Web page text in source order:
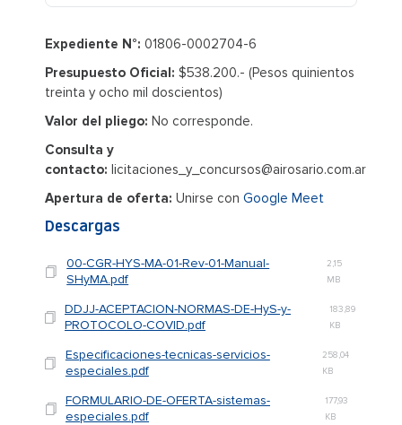
Expediente N°: 01806-0002704-6
Presupuesto Oficial: $538.200.- (Pesos quinientos
treinta y ocho mil doscientos)
Valor del pliego: No corresponde.
Consulta y
contacto: licitaciones_y_concursos@airosario.com.ar
Apertura de oferta: Unirse con Google Meet
Descargas
00-CGR-HYS-MA-01-Rev-01-Manual-
SHyMA.pdf
2,15
MB
DDJJ-ACEPTACION-NORMAS-DE-HyS-y-
PROTOCOLO-COVID.pdf
183,89
KB
Especificaciones-tecnicas-servicios-
especiales.pdf
258,04
KB
FORMULARIO-DE-OFERTA-sistemas-
especiales.pdf
177,93
KB